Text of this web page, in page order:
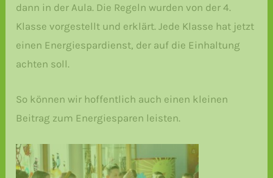
dann in der Aula. Die Regeln wurden von der 4.
Klasse vorgestellt und erklärt. Jede Klasse hat jetzt
einen Energiespardienst, der auf die Einhaltung
achten soll.
So können wir hoffentlich auch einen kleinen
Beitrag zum Energiesparen leisten.